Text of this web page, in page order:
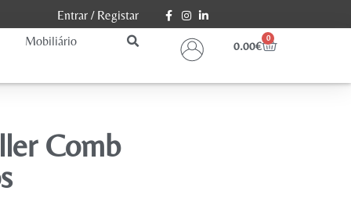
Entrar/ Registar
Mobiliário
0.00€
0
Comb